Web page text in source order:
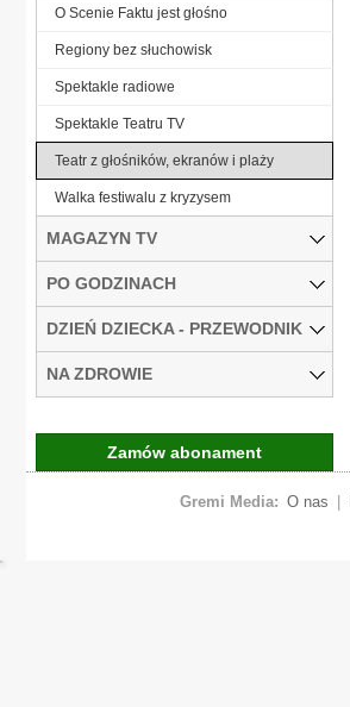
O Scenie Faktu jest głośno
Regiony bez słuchowisk
Spektakle radiowe
Spektakle Teatru TV
Teatr z głośników, ekranów i plaży
Walka festiwalu z kryzysem
MAGAZYN TV
PO GODZINACH
DZIEŃ DZIECKA - PRZEWODNIK
NA ZDROWIE
Zamów abonament
Gremi Media: O nas